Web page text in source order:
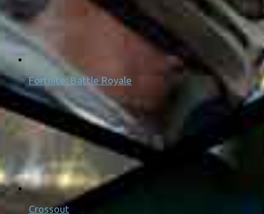
Fortnite: Battle Royale
Crossout